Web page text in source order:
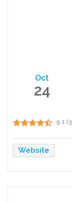
Oct
24
9.1
Website